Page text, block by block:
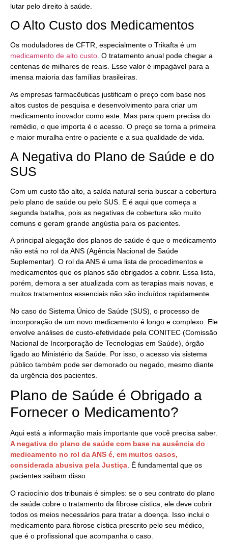
lutar pelo direito à saúde.
O Alto Custo dos Medicamentos
Os moduladores de CFTR, especialmente o Trikafta é um
medicamento de alto custo. O tratamento anual pode chegar a
centenas de milhares de reais. Esse valor é impagável para a
imensa maioria das famílias brasileiras.
As empresas farmacêuticas justificam o preço com base nos
altos custos de pesquisa e desenvolvimento para criar um
medicamento inovador como este. Mas para quem precisa do
remédio, o que importa é o acesso. O preço se torna a primeira
e maior muralha entre o paciente e a sua qualidade de vida.
A Negativa do Plano de Saúde e do
SUS
Com um custo tão alto, a saída natural seria buscar a cobertura
pelo plano de saúde ou pelo SUS. E é aqui que começa a
segunda batalha, pois as negativas de cobertura são muito
comuns e geram grande angústia para os pacientes.
A principal alegação dos planos de saúde é que o medicamento
não está no rol da ANS (Agência Nacional de Saúde
Suplementar). O rol da ANS é uma lista de procedimentos e
medicamentos que os planos são obrigados a cobrir. Essa lista,
porém, demora a ser atualizada com as terapias mais novas, e
muitos tratamentos essenciais não são incluídos rapidamente.
No caso do Sistema Único de Saúde (SUS), o processo de
incorporação de um novo medicamento é longo e complexo. Ele
envolve análises de custo-efetividade pela CONITEC (Comissão
Nacional de Incorporação de Tecnologias em Saúde), órgão
ligado ao Ministério da Saúde. Por isso, o acesso via sistema
público também pode ser demorado ou negado, mesmo diante
da urgência dos pacientes.
Plano de Saúde é Obrigado a
Fornecer o Medicamento?
Aqui está a informação mais importante que você precisa saber.
A negativa do plano de saúde com base na ausência do
medicamento no rol da ANS é, em muitos casos,
considerada abusiva pela Justiça. É fundamental que os
pacientes saibam disso.
O raciocínio dos tribunais é simples: se o seu contrato do plano
de saúde cobre o tratamento da fibrose cística, ele deve cobrir
todos os meios necessários para tratar a doença. Isso inclui o
medicamento para fibrose cística prescrito pelo seu médico,
que é o profissional que acompanha o caso.